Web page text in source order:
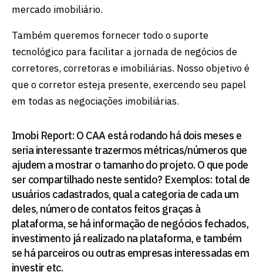
mercado imobiliário.
Também queremos fornecer todo o suporte
tecnológico para facilitar a jornada de negócios de
corretores, corretoras e imobiliárias. Nosso objetivo é
que o corretor esteja presente, exercendo seu papel
em todas as negociações imobiliárias.
Imobi Report: O CAA está rodando há dois meses e
seria interessante trazermos métricas/números que
ajudem a mostrar o tamanho do projeto. O que pode
ser compartilhado neste sentido? Exemplos: total de
usuários cadastrados, qual a categoria de cada um
deles, número de contatos feitos graças à
plataforma, se há informação de negócios fechados,
investimento já realizado na plataforma, e também
se há parceiros ou outras empresas interessadas em
investir etc.